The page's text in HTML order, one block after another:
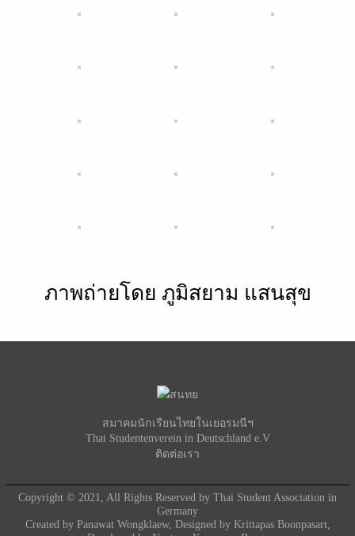
ภาพถ่ายโดย ภูมิสยาม แสนสุข
สมาคมนักเรียนไทยในเยอรมนีฯ
Thai Studentenverein in Deutschland e.V
ติดต่อเรา
Copyright © 2021, All Rights Reserved by Thai Student Association in
Germany
Created by Panawat Wongklaew, Designed by Krittapas Boonpasart,